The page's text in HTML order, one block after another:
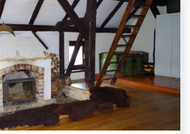
w Parku
w Ziębicach
Ziębice
Parku Miejskiego w Ziębicach figura Orła
to największa,...